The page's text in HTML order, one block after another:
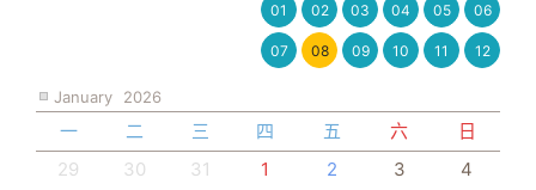
01 02 03 04 05 06
07 08 09 10 11 12
January 2026
一 二 三 四 五 六
日
29
30 31 1 2 3
4